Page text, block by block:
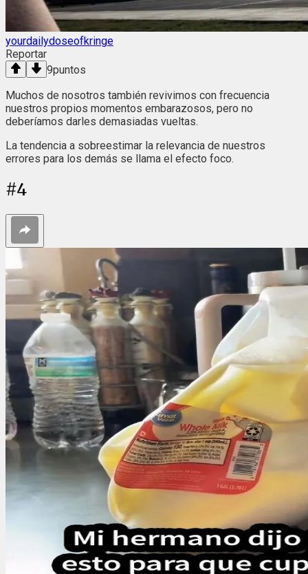
yourdailydoseofkringe
Reportar
9puntos
Muchos de nosotros también revivimos con frecuencia
nuestros propios momentos embarazosos, pero no
deberíamos darles demasiadas vueltas.
La tendencia a sobreestimar la relevancia de nuestros
errores para los demás se llama el efecto foco.
#4